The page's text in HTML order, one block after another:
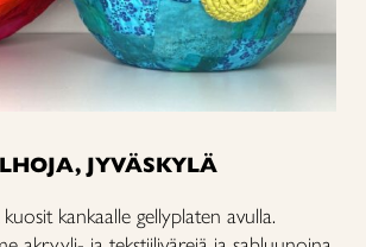
JYVÄSKYLÄ
kankaalle gellyplaten avulla.